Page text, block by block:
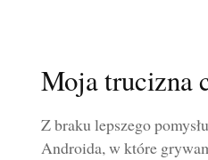
Moja trucizna
Z braku lepszego
Androida, w które